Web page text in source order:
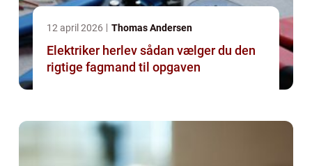
12 april 2026 Thomas Andersen
Elektriker herlev sådan vælger du den
rigtige fagmand til opgaven